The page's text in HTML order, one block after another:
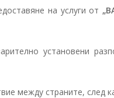
на услуги от
установени
между страните, след